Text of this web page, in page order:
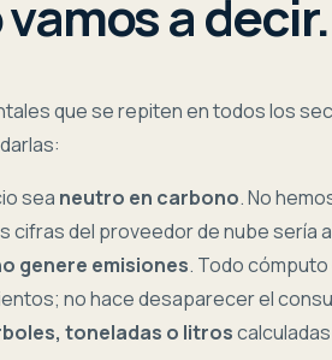
a decir.
que se repiten en todos los
sea neutro en carbono. No
cifras del proveedor de nube sería
genere emisiones. Todo
no hace desaparecer el
toneladas o litros